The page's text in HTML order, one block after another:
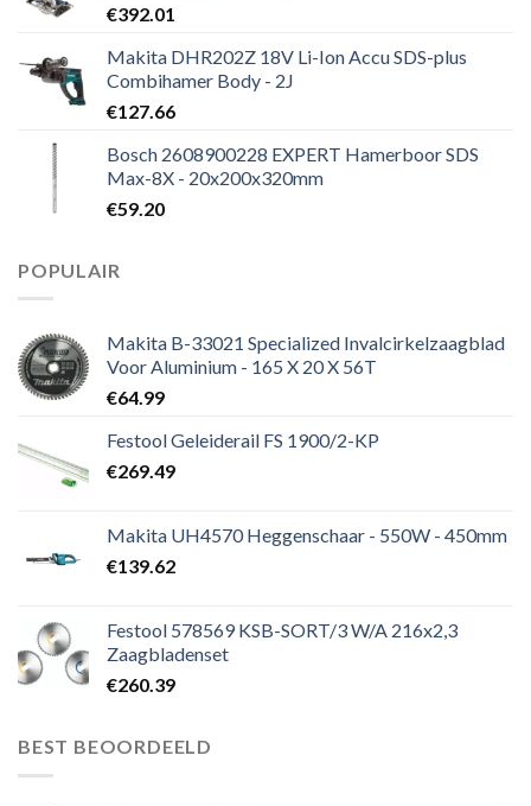
€392.01
Makita DHR202Z 18V Li-Ion Accu SDS-plus
Combihamer Body - 2J
€127.66
Bosch 2608900228 EXPERT Hamerboor SDS
Max-8X - 20x200x320mm
€59.20
POPULAIR
Makita B-33021 Specialized Invalcirkelzaagblad
Voor Aluminium - 165 X 20 X 56T
€64.99
Festool Geleiderail FS 1900/2-KP
€269.49
Makita UH4570 Heggenschaar - 550W - 450mm
€139.62
Festool 578569 KSB-SORT/3 W/A 216x2,3
Zaagbladenset
€260.39
BEST BEOORDEELD